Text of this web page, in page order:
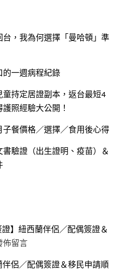
台，我為何選擇「曼哈頓」準
的一週病程紀錄
童持定居證副本，返台最短4
照經驗大公開！
子餐價格／選擇／食用後心得
書驗證（出生證明、疫苗）＆
證】紐西蘭伴侶／配偶簽證＆
佈留言
伴侶／配偶簽證＆移民申請順